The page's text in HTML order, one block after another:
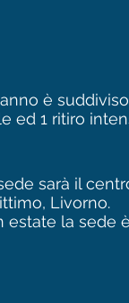
è
ed 1 ritiro
sarà il
Livorno.
estate la sede è